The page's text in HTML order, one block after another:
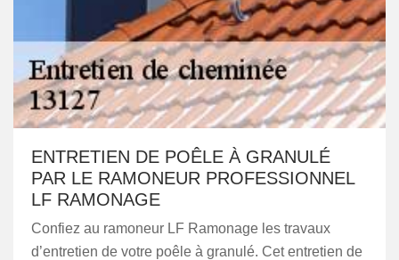
ENTRETIEN DE POÊLE À GRANULÉ
PAR LE RAMONEUR PROFESSIONNEL
LF RAMONAGE
Confiez au ramoneur LF Ramonage les travaux
d’entretien de votre poêle à granulé. Cet entretien de